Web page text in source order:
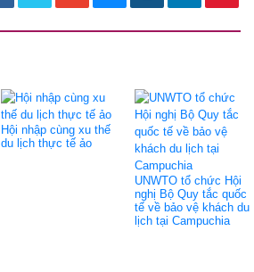
Hội nhập cùng xu thế
du lịch thực tế ảo
UNWTO tổ chức Hội
nghị Bộ Quy tắc quốc
tế về bảo vệ khách du
lịch tại Campuchia